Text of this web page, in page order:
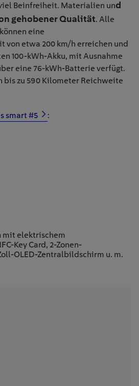
Beinfreiheit. Materialien und
gehobener Qualität. Alle
eine
von etwa 200 km/h erreichen und
100-kWh-Akku, mit Ausnahme
eine 76-kWh-Batterie verfügt.
bis zu 590 Kilometer Reichweite
smart #5 :
mit elektrischem
Key Card, 2-Zonen-
OLED-Zentralbildschirm u. m.